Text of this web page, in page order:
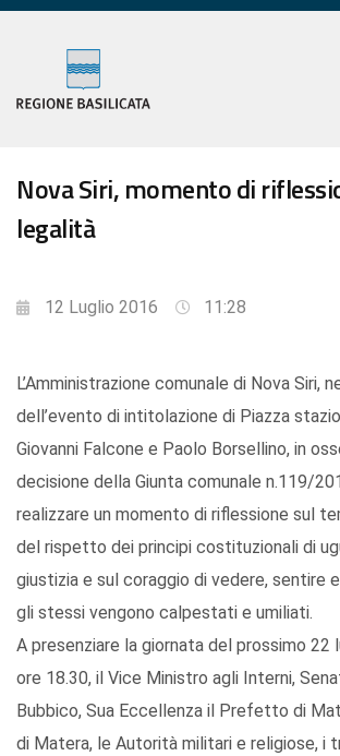
Nova Siri, momento di
legalità
12 Luglio 2016 11:28
L’Amministrazione comunale di Nova Siri,
dell’evento di intitolazione di Piazza
Giovanni Falcone e Paolo Borsellino, in
decisione della Giunta comunale n.119/
realizzare un momento di riflessione sul
del rispetto dei principi costituzionali di
giustizia e sul coraggio di vedere, sentire
gli stessi vengono calpestati e umiliati.
A presenziare la giornata del prossimo 22
ore 18.30, il Vice Ministro agli Interni,
Bubbico, Sua Eccellenza il Prefetto di
di Matera, le Autorità militari e religiose, i